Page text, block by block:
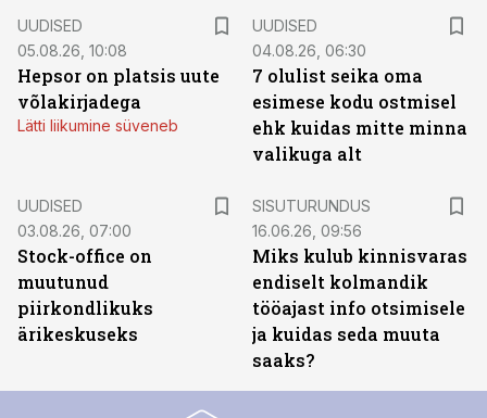
UUDISED
05.08.26, 10:08
Hepsor on platsis uute
võlakirjadega
Lätti liikumine süveneb
UUDISED
04.08.26, 06:30
7 olulist seika oma
esimese kodu ostmisel
ehk kuidas mitte minna
valikuga alt
UUDISED
03.08.26, 07:00
Stock-office on
muutunud
piirkondlikuks
ärikeskuseks
SISUTURUNDUS
16.06.26, 09:56
Miks kulub kinnisvaras
endiselt kolmandik
tööajast info otsimisele
ja kuidas seda muuta
saaks?